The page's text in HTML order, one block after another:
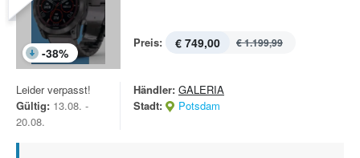
-38%
Preis: € 749,00 € 1.199,99
Leider verpasst!
Gültig: 13.08. -
20.08.
Händler: GALERIA
Stadt:
Potsdam